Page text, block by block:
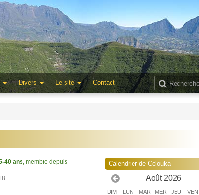
Divers Le site Contact
40 ans , membre depuis
Calendrier de Celouka
Août 2026
DIM LUN MAR MER JEU VEN